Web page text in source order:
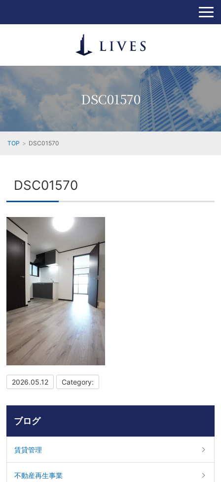
DSC01570
TOP DSC01570
DSC01570
2026.05.12 Category:
ブログ
賃貸管理
不動産再生事業